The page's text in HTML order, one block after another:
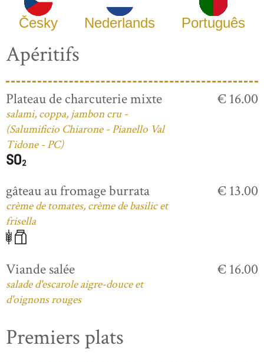
Česky Nederlands Português
Apéritifs
Plateau de charcuterie mixte
salami, coppa, jambon cru -
(Salumificio Chiarone - Pianello Val
Tidone - PC)
€ 16.00
gâteau au fromage burrata
crème de tomates, crème de basilic et
frisella
€ 13.00
Viande salée
salade d'escarole aigre-douce et
d'oignons rouges
€ 16.00
Premiers plats